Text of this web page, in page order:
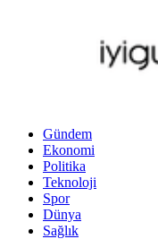
Gündem
Ekonomi
Politika
Teknoloji
Spor
Dünya
Sağlık